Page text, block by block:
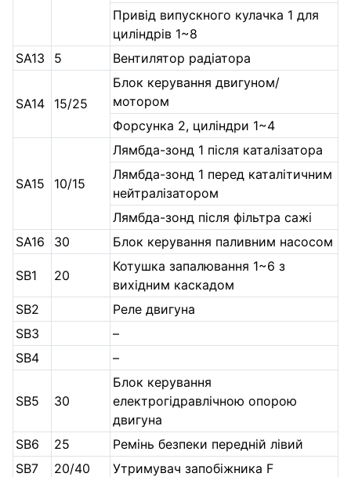
Привід випускного кулачка 1 для
циліндрів 1~8
SA13
5 Вентилятор радіатора
SA14 15/25
Блок керування двигуном/
мотором
Форсунка 2, циліндри 1~4
SA15 10/15
Лямбда-зонд 1 після каталізатора
Лямбда-зонд 1 перед каталітичним
нейтралізатором
Лямбда-зонд після фільтра сажі
SA16
30 Блок керування паливним насосом
SB1 20
Котушка запалювання 1~6 з
вихідним каскадом
SB2
Реле двигуна
SB3
–
SB4
–
SB5 30
Блок керування
електрогідравлічною опорою
двигуна
SB6
25
Ремінь безпеки передній лівий
SB7
20/40 Утримувач запобіжника F